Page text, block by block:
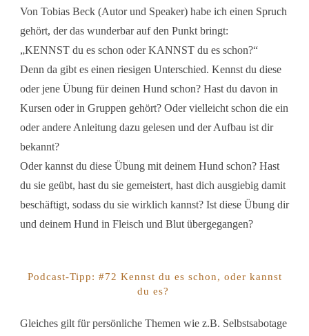
Von Tobias Beck (Autor und Speaker) habe ich einen Spruch
gehört, der das wunderbar auf den Punkt bringt:
„KENNST du es schon oder KANNST du es schon?“
Denn da gibt es einen riesigen Unterschied. Kennst du diese
oder jene Übung für deinen Hund schon? Hast du davon in
Kursen oder in Gruppen gehört? Oder vielleicht schon die ein
oder andere Anleitung dazu gelesen und der Aufbau ist dir
bekannt?
Oder kannst du diese Übung mit deinem Hund schon? Hast
du sie geübt, hast du sie gemeistert, hast dich ausgiebig damit
beschäftigt, sodass du sie wirklich kannst? Ist diese Übung dir
und deinem Hund in Fleisch und Blut übergegangen?
Podcast-Tipp: #72 Kennst du es schon, oder kannst
du es?
Gleiches gilt für persönliche Themen wie z.B. Selbstsabotage